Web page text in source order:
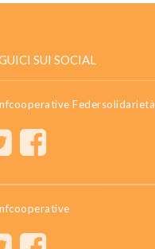
SUI SOCIAL
Federsolidarietà